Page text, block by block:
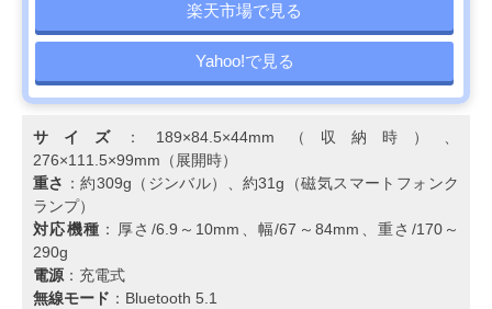
楽天市場で見る
Yahoo!で見る
サイズ
：189×84.5×44mm（収納時）、
276×111.5×99mm（展開時）
重さ ：約309g（ジンバル）、約31g（磁気スマートフォンク
ランプ）
対応機種 ：厚さ/6.9～10mm、幅/67～84mm、重さ/170～
290g
電源 ：充電式
無線モード ：Bluetooth 5.1